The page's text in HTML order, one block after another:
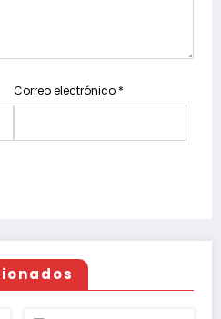
Correo electrónico *